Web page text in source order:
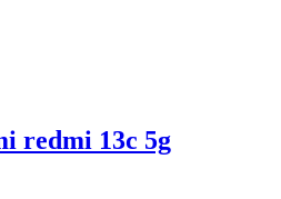
redmi 13c 5g